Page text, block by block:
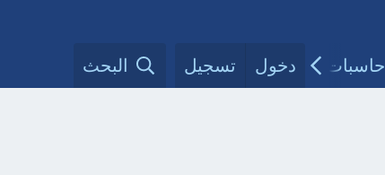
حاسبات طبية مقالات الأطباءدخول تسجيل البحث